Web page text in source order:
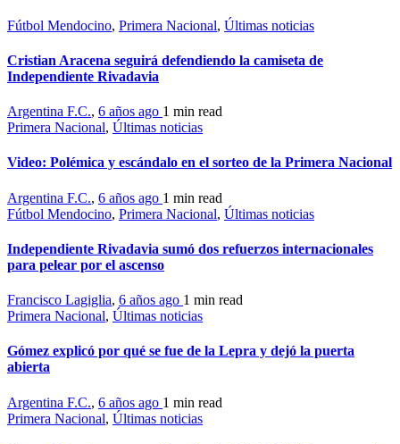
Fútbol Mendocino, Primera Nacional, Últimas noticias
Cristian Aracena seguirá defendiendo la camiseta de
Independiente Rivadavia
Argentina F.C., 6 años ago 1 min read
Primera Nacional, Últimas noticias
Video: Polémica y escándalo en el sorteo de la Primera Nacional
Argentina F.C., 6 años ago 1 min read
Fútbol Mendocino, Primera Nacional, Últimas noticias
Independiente Rivadavia sumó dos refuerzos internacionales
para pelear por el ascenso
Francisco Lagiglia, 6 años ago 1 min read
Primera Nacional, Últimas noticias
Gómez explicó por qué se fue de la Lepra y dejó la puerta
abierta
Argentina F.C., 6 años ago 1 min read
Primera Nacional, Últimas noticias